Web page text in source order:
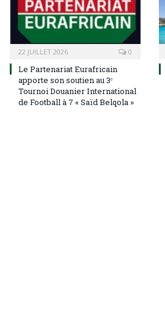
22 JUILLET 2026 0
Le Partenariat Eurafricain
apporte son soutien au 3ᵉ
Tournoi Douanier International
de Football à 7 « Saïd Belqola »